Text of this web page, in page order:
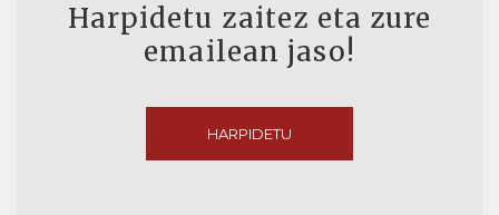
Harpidetu zaitez eta zure
emailean jaso!
HARPIDETU